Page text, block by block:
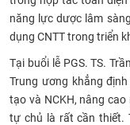
KHOA HỌC
HTQT
CỰU NGƯỜI HỌC
năng lực dược lâm
dụng CNTT trong triển
Tại buổi lễ PGS. TS.
Trung ương khẳng
tạo và NCKH, nâng
tự chủ là rất cần thiết.